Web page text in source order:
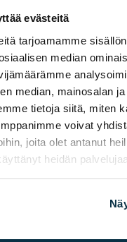
evästeitä
tarjoamamme
median
median, mainosalan
tietoja siitä, miten
voivat
joita olet antanut
heidän
toimii,